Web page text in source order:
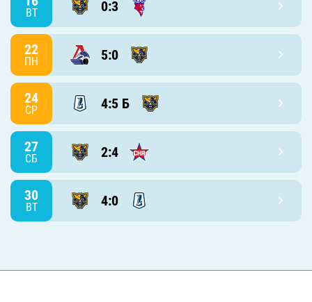
ВТ 0:3
22
ПН 5:0
24
СР 4:5 Б
27
СБ 2:4
30
ВТ 4:0